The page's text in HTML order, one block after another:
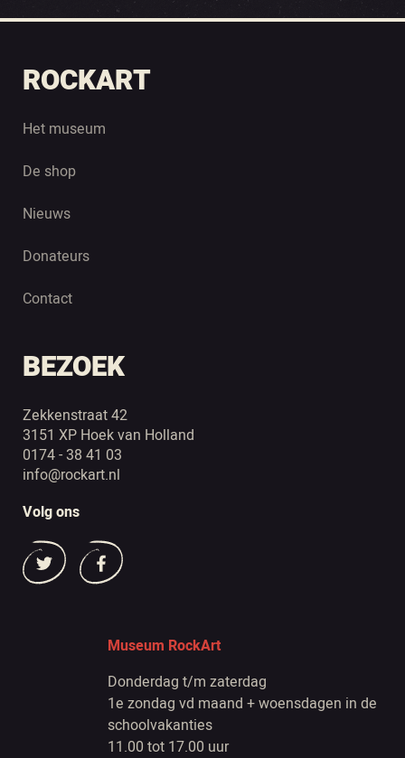
ROCKART
Het museum
De shop
Nieuws
Donateurs
Contact
BEZOEK
Zekkenstraat 42
3151 XP Hoek van Holland
0174 - 38 41 03
info@rockart.nl
Volg ons
Museum RockArt
Donderdag t/m zaterdag
1e zondag vd maand + woensdagen in de
schoolvakanties
11.00 tot 17.00 uur